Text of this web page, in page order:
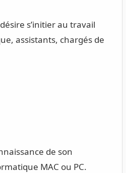
s’initier au travail
assistants, chargés de
de son
MAC ou PC.